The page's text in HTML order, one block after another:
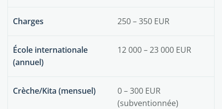
Charges 250 – 350 EUR
École internationale
(annuel)
12 000 – 23 000 EUR
Crèche/Kita (mensuel)
0 – 300 EUR
(subventionnée)